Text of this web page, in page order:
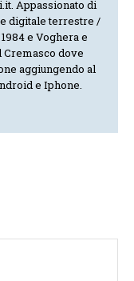
Appassionato di
digitale terrestre /
e Voghera e
dove
aggiungendo al
e Iphone.